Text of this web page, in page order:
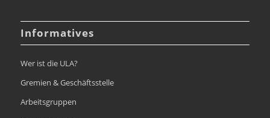
Informatives
Wer ist die ULA?
Gremien & Geschäftsstelle
Arbeitsgruppen